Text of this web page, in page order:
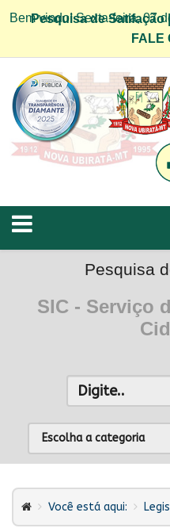
Bem vindo! Sexta-feira, 07
Pesquisa de Satifação
FALE
Pesquisa
SIC - Serviço
Você está aqui: